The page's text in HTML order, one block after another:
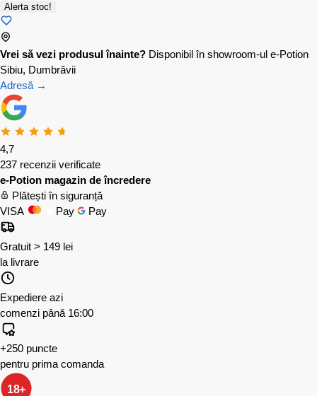
Alerta stoc!
Vrei să vezi produsul înainte? Disponibil în showroom-ul e-Potion
Sibiu, Dumbrăvii
Adresă →
4,7
237 recenzii verificate
e-Potion magazin de încredere
Plătești în siguranță
VISA
Pay Pay
Gratuit > 149 lei
la livrare
Expediere azi
comenzi până 16:00
+250 puncte
pentru prima comanda
18+